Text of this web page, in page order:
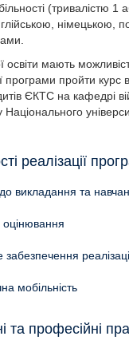
(тривалістю 1
німецькою,
освіти мають
програми пройти курс
ЄКТС на кафедрі
Національного
реалізації
викладання та
забезпечення
мобільність
та професійні